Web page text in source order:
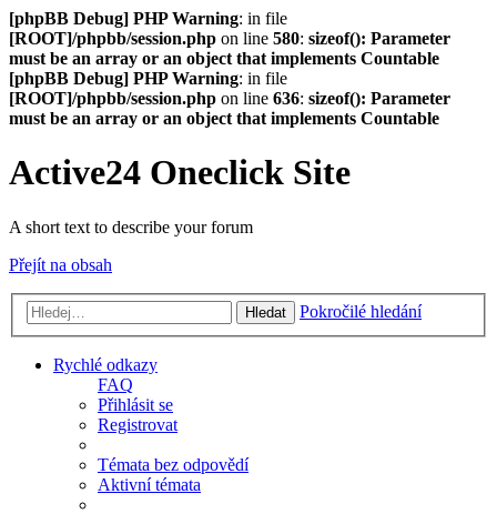
[phpBB Debug] PHP Warning: in file
[ROOT]/phpbb/session.php on line 580: sizeof(): Parameter
must be an array or an object that implements Countable
[phpBB Debug] PHP Warning: in file
[ROOT]/phpbb/session.php on line 636: sizeof(): Parameter
must be an array or an object that implements Countable
Active24 Oneclick Site
A short text to describe your forum
Přejít na obsah
Hledat Pokročilé hledání
Rychlé odkazy
FAQ
Přihlásit se
Registrovat
Témata bez odpovědí
Aktivní témata